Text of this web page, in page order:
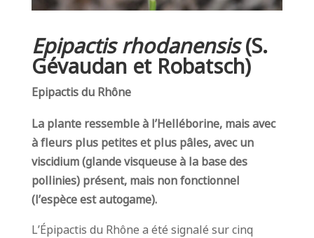
Epipactis rhodanensis (S.
Gévaudan et Robatsch)
Epipactis du Rhône
La plante ressemble à l’Helléborine, mais avec
à fleurs plus petites et plus pâles, avec un
viscidium (glande visqueuse à la base des
pollinies) présent, mais non fonctionnel
(l’espèce est autogame).
L’Épipactis du Rhône a été signalé sur cinq